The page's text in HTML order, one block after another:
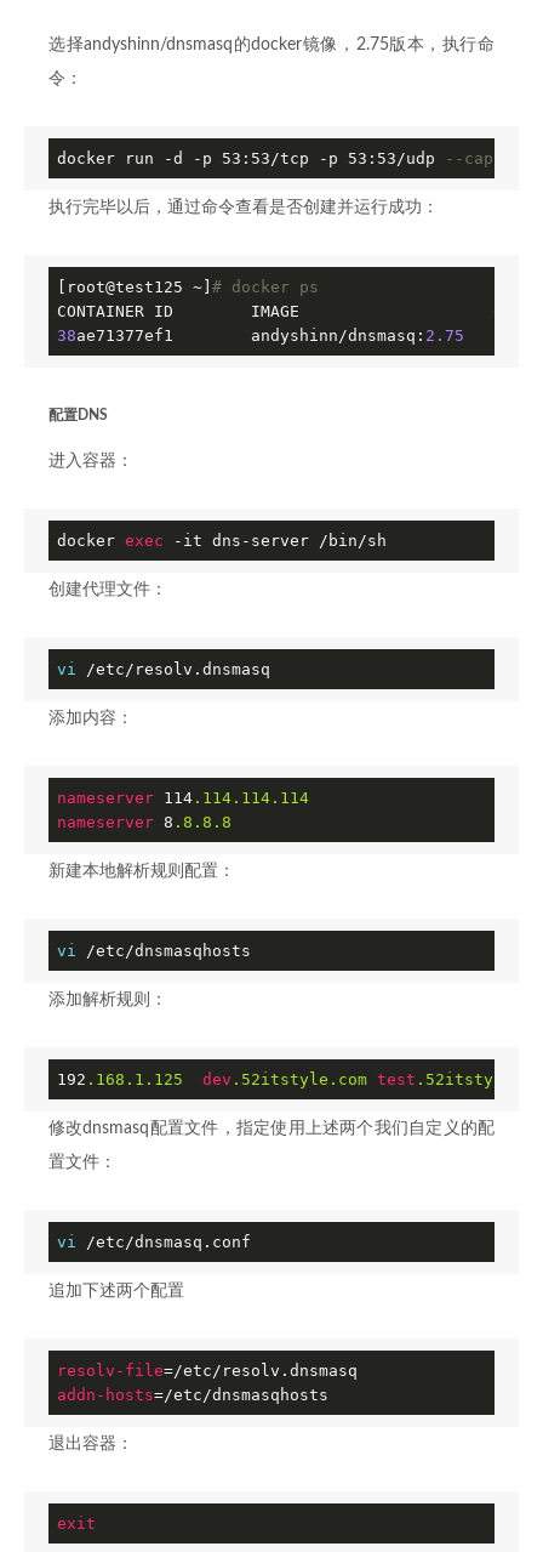
选择andyshinn/dnsmasq的docker镜像，2.75版本，执行命
令：
docker run -d -p 53:53/tcp -p 53:53/udp --cap-
执行完毕以后，通过命令查看是否创建并运行成功：
[root@test125 ~] # docker ps
38ae71377ef1        andyshinn/dnsmasq: 2.75
配置DNS
进入容器：
docker exec -it dns-server /bin/sh
创建代理文件：
vi /etc/resolv.dnsmasq
添加内容：
nameserver 114.114.114.114
nameserver 8 .8 .8 .8
新建本地解析规则配置：
vi /etc/dnsmasqhosts
添加解析规则：
192 .168 .1 .125 dev .52itstyle .com test .52itstyle
修改dnsmasq配置文件，指定使用上述两个我们自定义的配
置文件：
vi /etc/dnsmasq.conf
追加下述两个配置
resolv-file
addn-hosts=/etc/dnsmasqhosts
退出容器：
exit